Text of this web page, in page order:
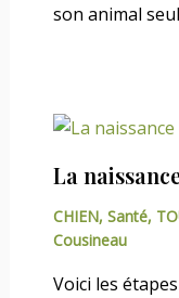
son animal
La
CHIEN, Santé,
Cousineau
Voici les